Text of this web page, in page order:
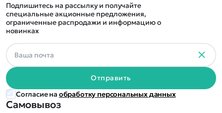
Самовывоз
Подпишитесь на рассылку и получайте
специальные акционные предложения,
ограниченные распродажи и информацию о
новинках
Отправить
Согласие на обработку персональных данных